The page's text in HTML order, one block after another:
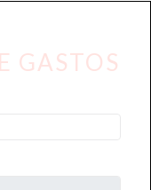
GASTOS